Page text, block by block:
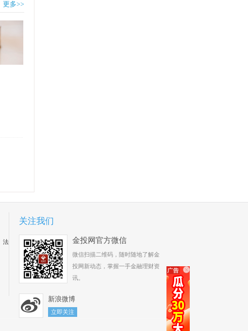
更多>>
法
关注我们
金投网官方微信
微信扫描二维码，随时随地了解金
投网新动态，掌握一手金融理财资
讯。
新浪微博
立即关注